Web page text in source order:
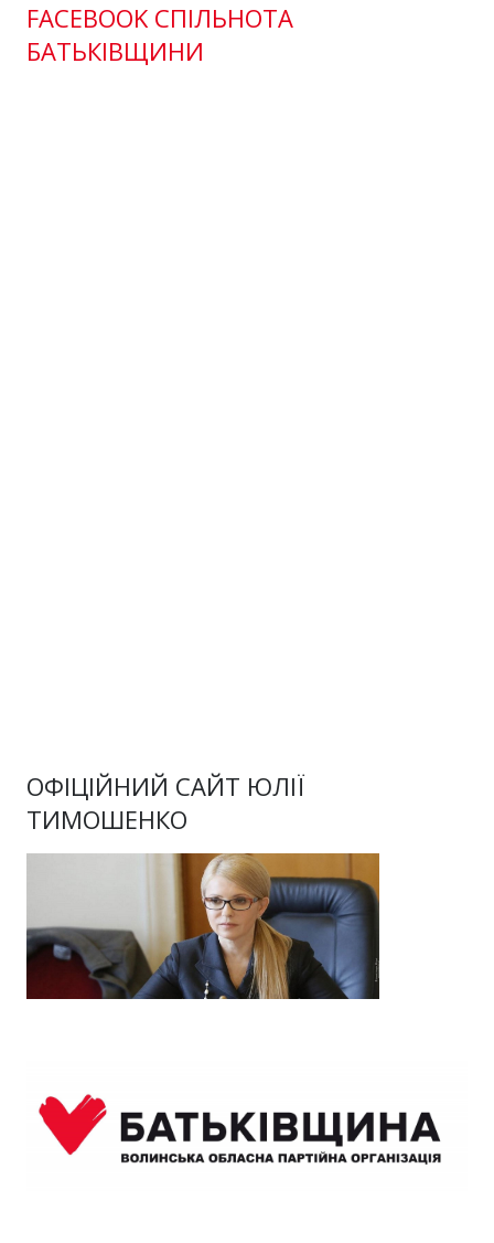
FACEBOOK СПІЛЬНОТА
БАТЬКІВЩИНИ
ОФІЦІЙНИЙ САЙТ ЮЛІЇ
ТИМОШЕНКО